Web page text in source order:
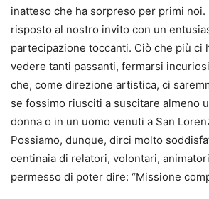
inatteso che ha sorpreso per primi noi.
risposto al nostro invito con un
partecipazione toccanti. Ciò che più ci
vedere tanti passanti, fermarsi
che, come direzione artistica, ci
se fossimo riusciti a suscitare almeno
donna o in un uomo venuti a San
Possiamo, dunque, dirci molto
centinaia di relatori, volontari,
permesso di poter dire: “Missione